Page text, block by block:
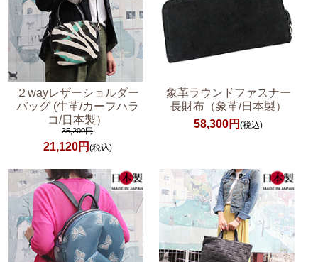
２wayレザーショルダー
バッグ (牛革/カーフハラ
コ/日本製）
35,200円
21,120円 (税込)
象革ラウンドファスナー
長財布（象革/日本製）
58,300円(税込)